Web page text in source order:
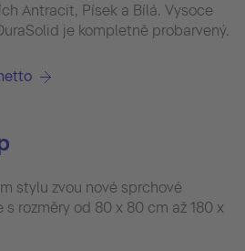
Antracit, Písek a Bílá. Vysoce
je kompletně probarvený.
stylu zvou nové sprchové
rozměry od 80 x 80 cm až 180 x